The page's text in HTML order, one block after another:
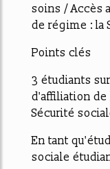
soins / Accès
de régime : la
Points clés
3 étudiants
d'affiliation
Sécurité
En tant
sociale